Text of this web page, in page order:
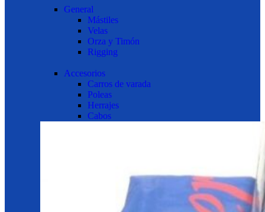
General
Mástiles
Velas
Orza y Timón
Rigging
Accesorios
Carros de varada
Poleas
Herrajes
Cabos